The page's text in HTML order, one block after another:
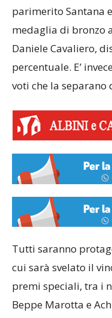
parimerito Santana
medaglia di bronzo
Daniele Cavaliero,
percentuale. E’
voti che la
Tutti saranno
cui sarà svelato il
premi speciali, tra i
Beppe Marotta e